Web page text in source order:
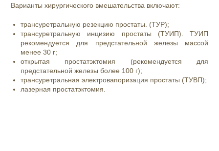
Варианты хирургического вмешательства включают:
трансуретральную резекцию простаты. (ТУР);
трансуретральную инцизию простаты (ТУИП). ТУИП
рекомендуется для предстательной железы массой
менее 30 г;
открытая простатэктомия (рекомендуется для
предстательной железы более 100 г);
трансуретральная электровапоризация простаты (ТУВП);
лазерная простатэктомия.